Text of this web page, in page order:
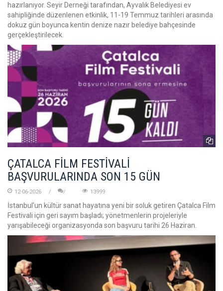
hazırlanıyor. Seyir Derneği tarafından, Ayvalık Belediyesi ev
sahipliğinde düzenlenen etkinlik, 11-19 Temmuz tarihleri arasında
dokuz gün boyunca kentin denize nazır belediye bahçesinde
gerçekleştirilecek.
ÇATALCA FİLM FESTİVALİ
BAŞVURULARINDA SON 15 GÜN
12-06-2026 13999
İstanbul’un kültür sanat hayatına yeni bir soluk getiren Çatalca Film
Festivali için geri sayım başladı; yönetmenlerin projeleriyle
yarışabileceği organizasyonda son başvuru tarihi 26 Haziran.